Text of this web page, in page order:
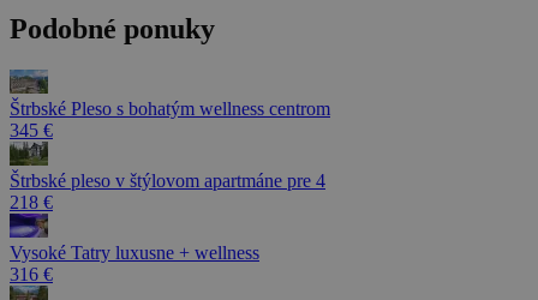
Podobné ponuky
Štrbské Pleso s bohatým wellness centrom
345 €
Štrbské pleso v štýlovom apartmáne pre 4
218 €
Vysoké Tatry luxusne + wellness
316 €